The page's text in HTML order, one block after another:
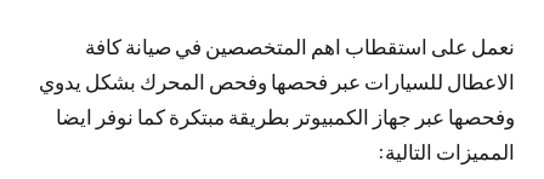
نعمل على استقطاب اهم المتخصصين في صيانة كافة
الاعطال للسيارات عبر فحصها وفحص المحرك بشكل يدوي
وفحصها عبر جهاز الكمبيوتر بطريقة مبتكرة كما نوفر ايضا
المميزات التالية: